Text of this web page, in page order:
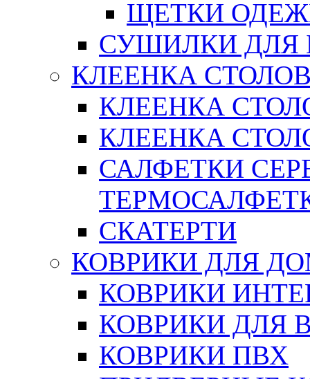
ЩЕТКИ
СУШИЛКИ ДЛЯ
КЛЕЕНКА
КЛЕЕНКА
КЛЕЕНКА
САЛФЕТКИ
СКАТЕРТИ
КОВРИКИ ДЛЯ
КОВРИКИ
КОВРИКИ ДЛЯ
КОВРИКИ ПВХ